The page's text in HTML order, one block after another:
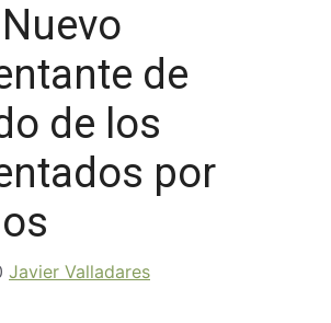
de
de los
por
Javier Valladares